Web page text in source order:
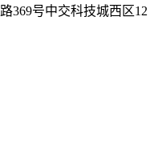
369号中交科技城西区12